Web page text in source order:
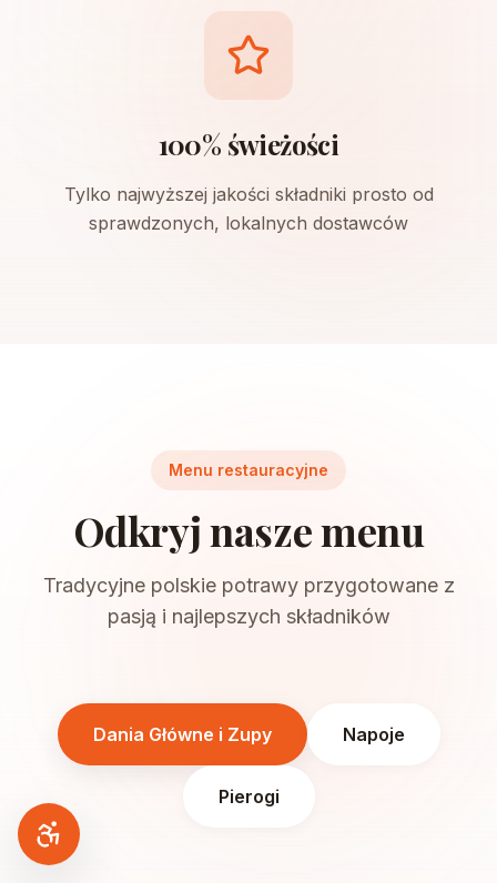
100% świeżości
Tylko najwyższej jakości składniki prosto od
sprawdzonych, lokalnych dostawców
Menu restauracyjne
Odkryj nasze menu
Tradycyjne polskie potrawy przygotowane z
pasją i najlepszych składników
Dania Główne i Zupy Napoje
Pierogi
Dostępność